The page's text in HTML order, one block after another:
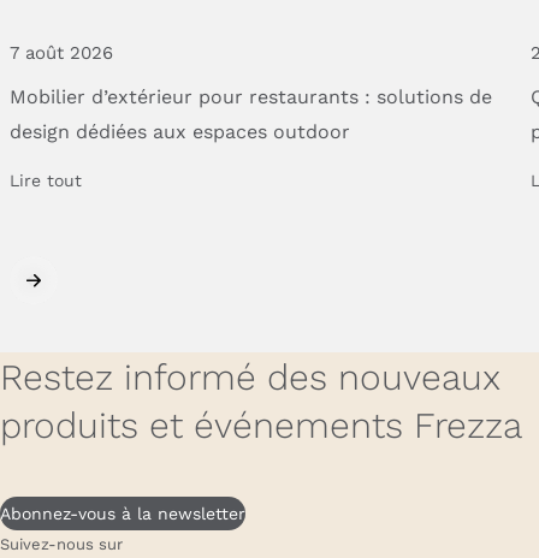
7 août 2026
Mobilier d’extérieur pour restaurants : solutions de
design dédiées aux espaces outdoor
Lire tout
Restez informé des nouveaux
produits et événements Frezza
Abonnez-vous à la newsletter
Suivez-nous sur